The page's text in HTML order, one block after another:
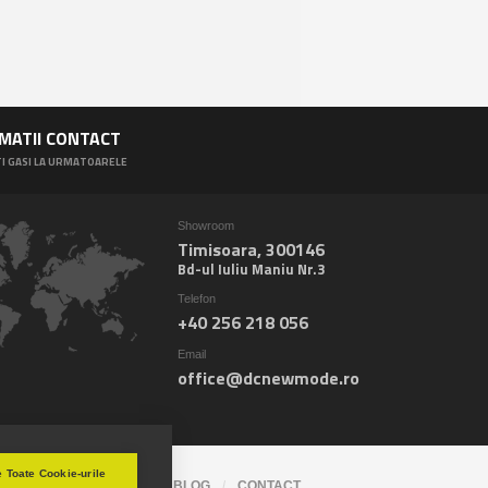
CONTACT
GASI LA URMATOARELE
Showroom
Timisoara, 300146
Bd-ul Iuliu Maniu Nr.3
Telefon
+40 256 218 056
Email
office@dcnewmode.ro
Toate Cookie-urile